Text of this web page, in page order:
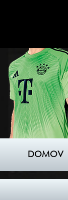
DOMOV